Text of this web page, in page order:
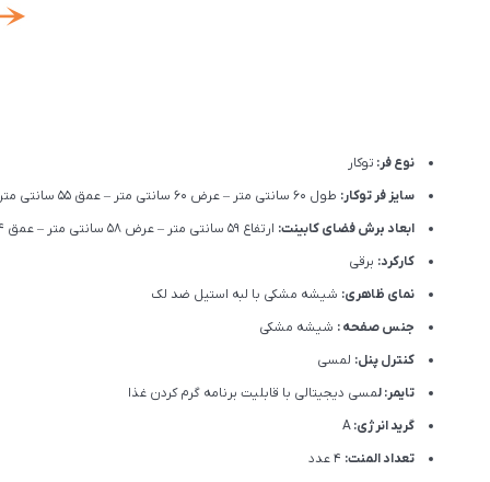
نوع فر: توکار
سایز فر توکار: طول 60 سانتی متر – عرض 60 سانتی متر – عمق 55 سانتی متر
ابعاد برش فضای کابینت: ارتفاع 59 سانتی متر – عرض 58 سانتی متر – عمق 54 سانتی متر
کارکرد: برقی
نمای ظاهری: شیشه مشکی با لبه استیل ضد لک
جنس صفحه : شیشه مشکی
کنترل پنل: لمسی
تایمر: لمسی دیجیتالی با قابلیت برنامه گرم کردن غذا
گرید انرژی:A
تعداد المنت: